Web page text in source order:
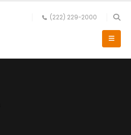
(222) 229-2000